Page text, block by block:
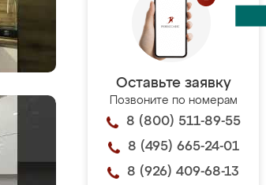
Оставьте заявку
Позвоните по номерам
8 (800) 511-89-55
8 (495) 665-24-01
8 (926) 409-68-13